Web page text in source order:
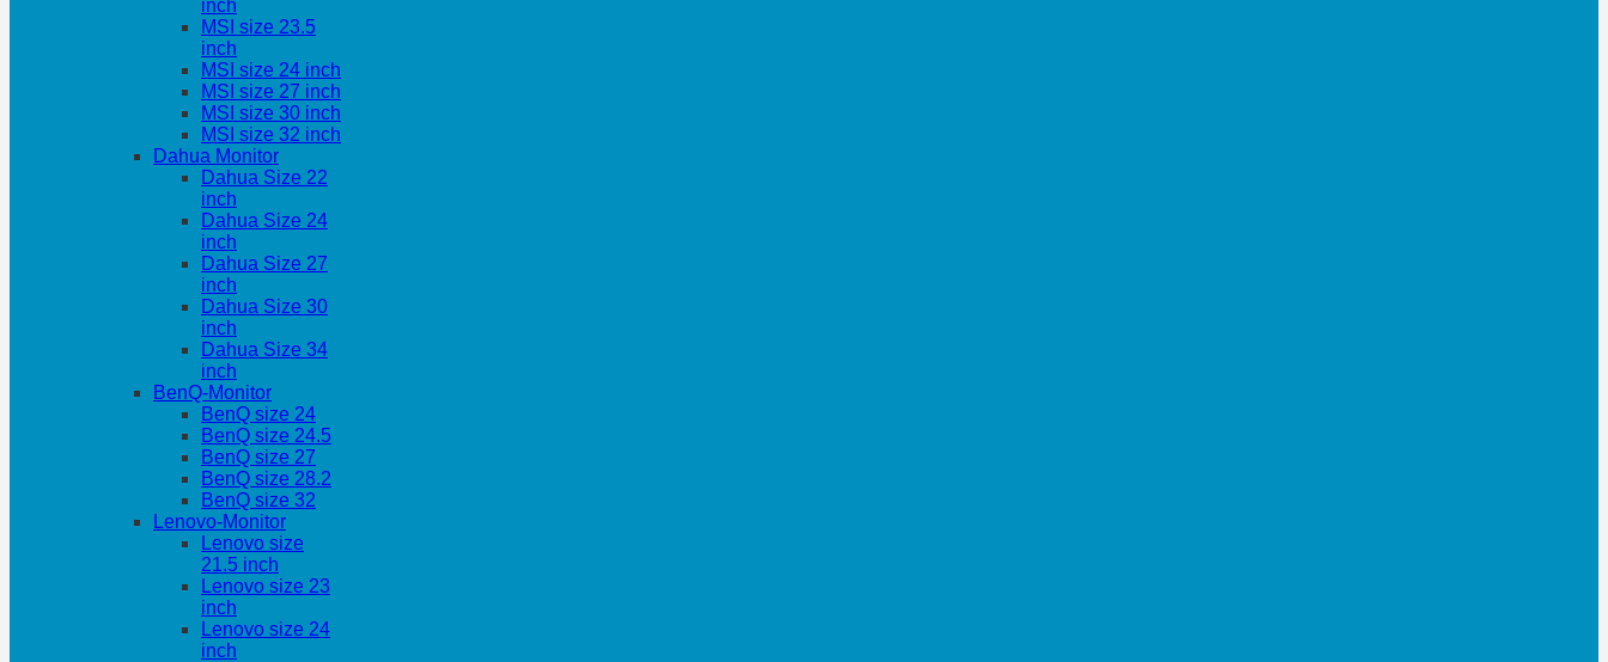
inch
MSI size 23.5
inch
MSI size 24 inch
MSI size 27 inch
MSI size 30 inch
MSI size 32 inch
Dahua Monitor
Dahua Size 22
inch
Dahua Size 24
inch
Dahua Size 27
inch
Dahua Size 30
inch
Dahua Size 34
inch
BenQ-Monitor
BenQ size 24
BenQ size 24.5
BenQ size 27
BenQ size 28.2
BenQ size 32
Lenovo-Monitor
Lenovo size
21.5 inch
Lenovo size 23
inch
Lenovo size 24
inch